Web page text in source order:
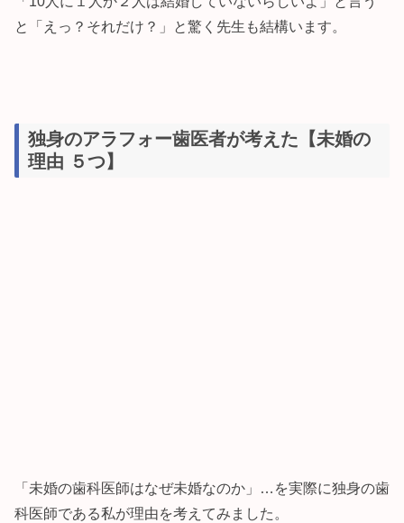
と「えっ？それだけ？」と驚く先生も結構います。
独身のアラフォー歯医者が考えた【未婚の
理由 ５つ】
「未婚の歯科医師はなぜ未婚なのか」…を実際に独身の歯
科医師である私が理由を考えてみました。